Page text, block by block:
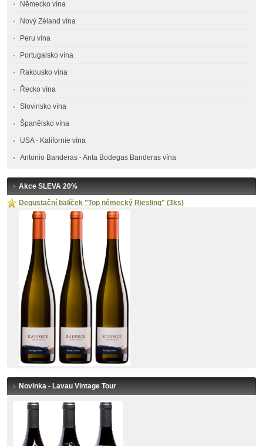
Německo vína
Nový Zéland vína
Peru vína
Portugalsko vína
Rakousko vína
Řecko vína
Slovinsko vína
Španělsko vína
USA - Kalifornie vína
Antonio Banderas - Anta Bodegas Banderas vína
Akce SLEVA 20%
Degustační balíček ”Top německý Riesling” (3ks)
Novinka - Lavau Vintage Tour